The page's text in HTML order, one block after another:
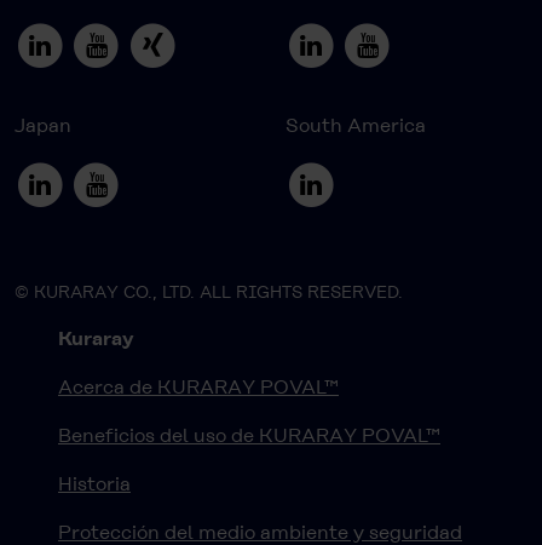
Japan South America
© KURARAY CO., LTD. ALL RIGHTS RESERVED.
Kuraray
Acerca de KURARAY POVAL™
Beneficios del uso de KURARAY POVAL™
Historia
Protección del medio ambiente y seguridad